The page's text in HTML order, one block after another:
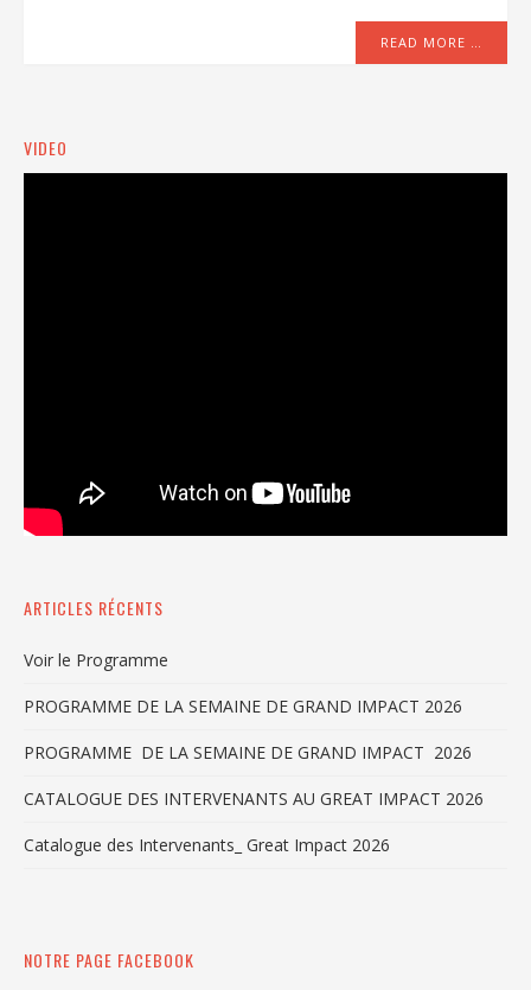
READ MORE …
VIDEO
ARTICLES RÉCENTS
Voir le Programme
PROGRAMME DE LA SEMAINE DE GRAND IMPACT 2026
PROGRAMME DE LA SEMAINE DE GRAND IMPACT 2026
CATALOGUE DES INTERVENANTS AU GREAT IMPACT 2026
Catalogue des Intervenants_ Great Impact 2026
NOTRE PAGE FACEBOOK